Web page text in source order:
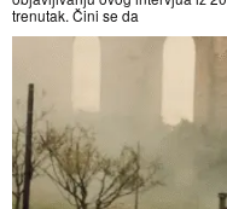
trenutak. Čini se da